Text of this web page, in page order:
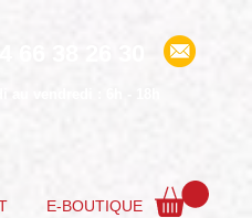
E-BOUTIQUE